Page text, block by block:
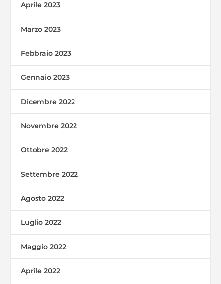
Aprile 2023
Marzo 2023
Febbraio 2023
Gennaio 2023
Dicembre 2022
Novembre 2022
Ottobre 2022
Settembre 2022
Agosto 2022
Luglio 2022
Maggio 2022
Aprile 2022